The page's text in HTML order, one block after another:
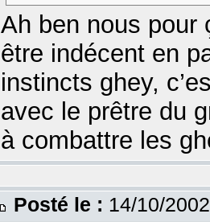
Ah ben nous pour
être indécent en
instincts ghey,
avec le prêtre du
à combattre les
Posté le : 14/10/